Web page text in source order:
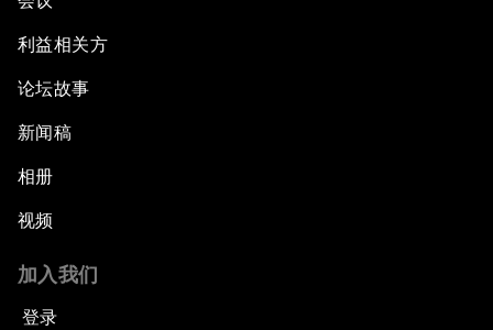
利益相关方
论坛故事
新闻稿
相册
视频
加入我们
登录